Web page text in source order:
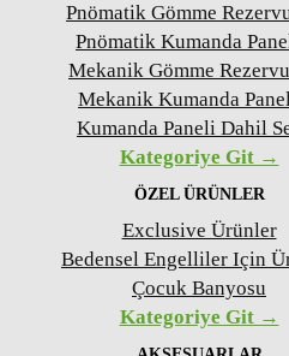
Pnömatik Gömme
Pnömatik Kumanda
Mekanik Gömme
Mekanik Kumanda
Kumanda Paneli Dahil
Kategoriye Git →
ÖZEL ÜRÜNLER
Exclusive Ürünler
Bedensel Engelliler Için
Çocuk Banyosu
Kategoriye Git →